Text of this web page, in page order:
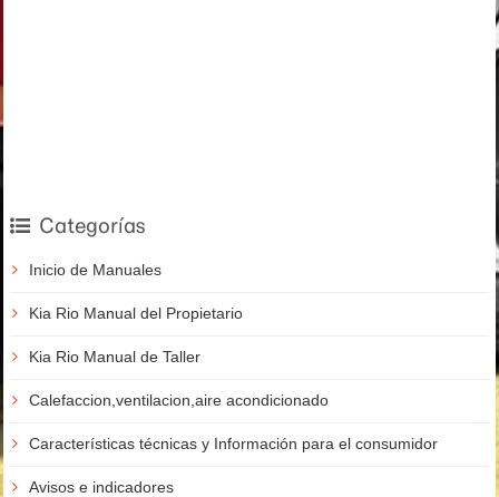
Categorías
Inicio de Manuales
Kia Rio Manual del Propietario
Kia Rio Manual de Taller
Calefaccion,ventilacion,aire acondicionado
Características técnicas y Información para el consumidor
Avisos e indicadores